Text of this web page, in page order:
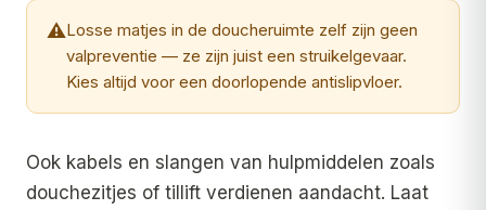
⚠Losse matjes in de doucheruimte zelf zijn geen
valpreventie — ze zijn juist een struikelgevaar.
Kies altijd voor een doorlopende antislipvloer.
Ook kabels en slangen van hulpmiddelen zoals
douchezitjes of tillift verdienen aandacht. Laat